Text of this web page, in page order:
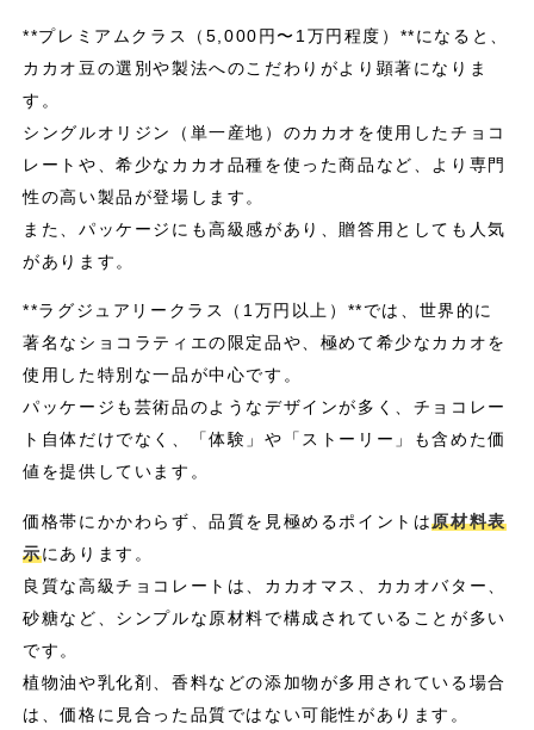
**プレミアムクラス（5,000円〜1万円程度）**になると、
カカオ豆の選別や製法へのこだわりがより顕著になりま
す。
シングルオリジン（単一産地）のカカオを使用したチョコ
レートや、希少なカカオ品種を使った商品など、より専門
性の高い製品が登場します。
また、パッケージにも高級感があり、贈答用としても人気
があります。
**ラグジュアリークラス（1万円以上）**では、世界的に
著名なショコラティエの限定品や、極めて希少なカカオを
使用した特別な一品が中心です。
パッケージも芸術品のようなデザインが多く、チョコレー
ト自体だけでなく、「体験」や「ストーリー」も含めた価
値を提供しています。
価格帯にかかわらず、品質を見極めるポイントは原材料表
示にあります。
良質な高級チョコレートは、カカオマス、カカオバター、
砂糖など、シンプルな原材料で構成されていることが多い
です。
植物油や乳化剤、香料などの添加物が多用されている場合
は、価格に見合った品質ではない可能性があります。